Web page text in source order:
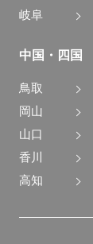
岐阜
中国・四国
鳥取
岡山
山口
香川
高知